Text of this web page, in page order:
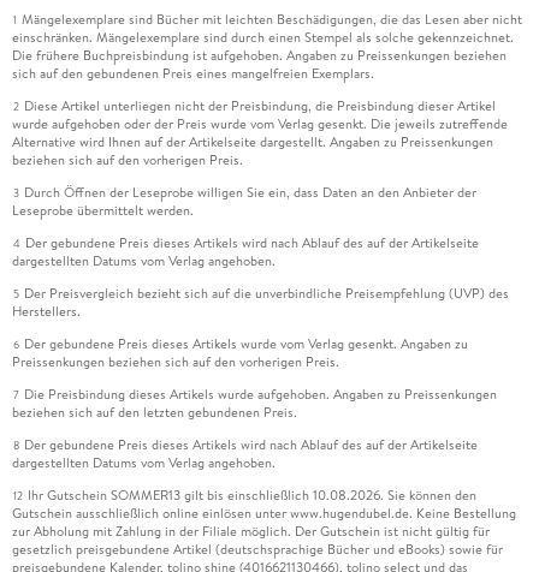
1 Mängelexemplare sind Bücher mit leichten Beschädigungen, die das Lesen aber nicht
einschränken. Mängelexemplare sind durch einen Stempel als solche gekennzeichnet.
Die frühere Buchpreisbindung ist aufgehoben. Angaben zu Preissenkungen beziehen
sich auf den gebundenen Preis eines mangelfreien Exemplars.
2 Diese Artikel unterliegen nicht der Preisbindung, die Preisbindung dieser Artikel
wurde aufgehoben oder der Preis wurde vom Verlag gesenkt. Die jeweils zutreffende
Alternative wird Ihnen auf der Artikelseite dargestellt. Angaben zu Preissenkungen
beziehen sich auf den vorherigen Preis.
3 Durch Öffnen der Leseprobe willigen Sie ein, dass Daten an den Anbieter der
Leseprobe übermittelt werden.
4 Der gebundene Preis dieses Artikels wird nach Ablauf des auf der Artikelseite
dargestellten Datums vom Verlag angehoben.
5 Der Preisvergleich bezieht sich auf die unverbindliche Preisempfehlung (UVP) des
Herstellers.
6 Der gebundene Preis dieses Artikels wurde vom Verlag gesenkt. Angaben zu
Preissenkungen beziehen sich auf den vorherigen Preis.
7 Die Preisbindung dieses Artikels wurde aufgehoben. Angaben zu Preissenkungen
beziehen sich auf den letzten gebundenen Preis.
8 Der gebundene Preis dieses Artikels wird nach Ablauf des auf der Artikelseite
dargestellten Datums vom Verlag angehoben.
12 Ihr Gutschein SOMMER13 gilt bis einschließlich 10.08.2026. Sie können den
Gutschein ausschließlich online einlösen unter www.hugendubel.de. Keine Bestellung
zur Abholung mit Zahlung in der Filiale möglich. Der Gutschein ist nicht gültig für
gesetzlich preisgebundene Artikel (deutschsprachige Bücher und eBooks) sowie für
preisgebundene Kalender, tolino shine (4016621130466), tolino select und das